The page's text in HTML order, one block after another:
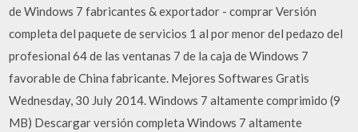
de Windows 7 fabricantes & exportador - comprar Versión
completa del paquete de servicios 1 al por menor del pedazo del
profesional 64 de las ventanas 7 de la caja de Windows 7
favorable de China fabricante. Mejores Softwares Gratis
Wednesday, 30 July 2014. Windows 7 altamente comprimido (9
MB) Descargar versión completa Windows 7 altamente